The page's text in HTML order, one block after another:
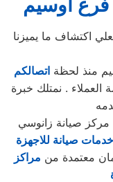
فرع اوسيم
اكتشاف ما يميزنا
منذ لحظةاتصالكم
. نمتلك خبرة
صيانة زانوسي
خدمات صيانة للاجهزة
معتمدة من مراكز